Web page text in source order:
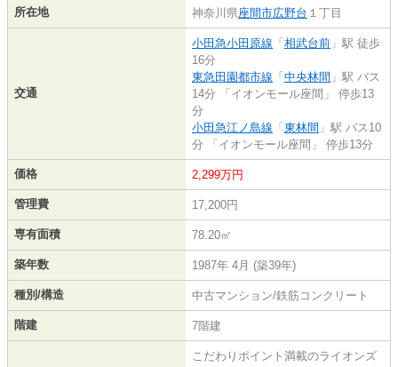
所在地 神奈川県座間市広野台 １丁目
交通
小田急小田原線 「 相武台前 」駅 徒歩
16分
東急田園都市線 「 中央林間 」駅 バス
14分 「イオンモール座間」 停歩13
分
小田急江ノ島線 「 東林間 」駅 バス10
分 「イオンモール座間」 停歩13分
価格 2,299万円
管理費 17,200円
専有面積 78.20㎡
築年数 1987年 4月 (築39年)
種別/構造 中古マンション/鉄筋コンクリート
階建 7階建
こだわりポイント満載のライオンズ